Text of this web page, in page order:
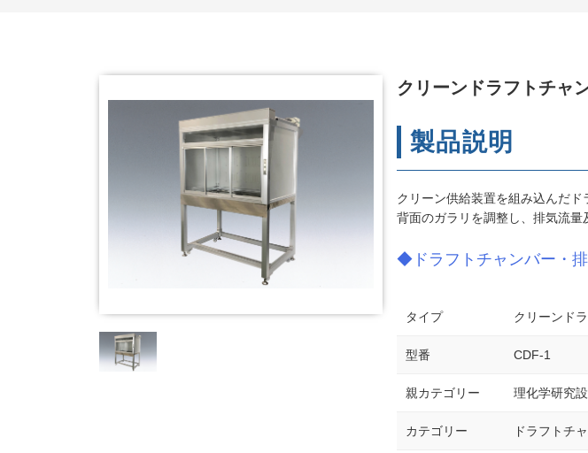
クリーンドラフトチャ
製品説明
クリーン供給装置を組み込んだド
背面のガラリを調整し、排気流量
◆ドラフトチャンバー・
タイプ クリーンド
型番 CDF-1
親カテゴリー 理化学研究
カテゴリー ドラフトチ